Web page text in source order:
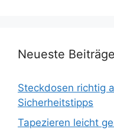
Neueste Beiträge
Steckdosen richtig
Sicherheitstipps
Tapezieren leicht